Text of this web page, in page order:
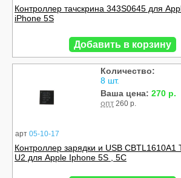
Контроллер тачскрина 343S0645 для
iPhone 5S
Добавить в корзину
арт 05-10-17
Количество:
8 шт.
Ваша цена: 270 р.
опт 260 р.
Контроллер зарядки и USB CBTL1610A1
U2 для Apple Iphone 5S , 5C